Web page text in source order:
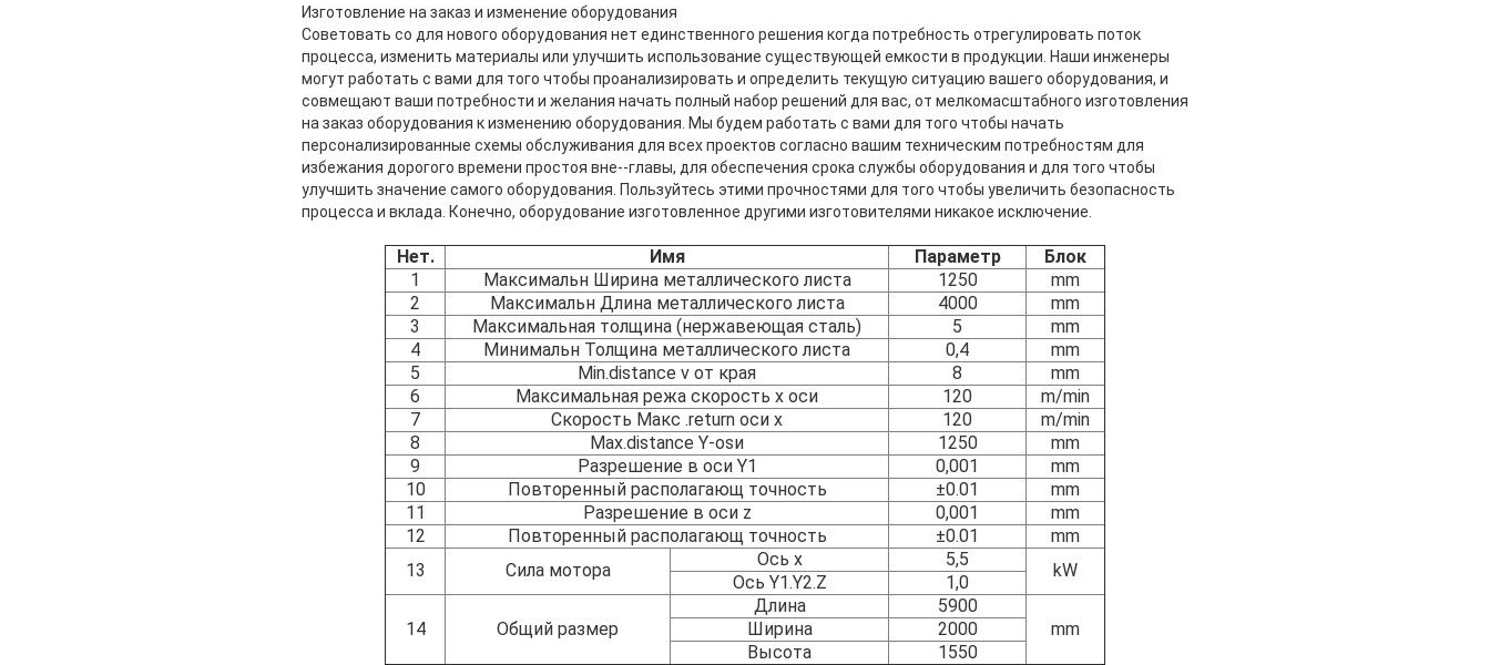
Изготовление на заказ и изменение оборудования
Советовать со для нового оборудования нет единственного решения когда потребность отрегулировать поток
процесса, изменить материалы или улучшить использование существующей емкости в продукции. Наши инженеры
могут работать с вами для того чтобы проанализировать и определить текущую ситуацию вашего оборудования, и
совмещают ваши потребности и желания начать полный набор решений для вас, от мелкомасштабного изготовления
на заказ оборудования к изменению оборудования. Мы будем работать с вами для того чтобы начать
персонализированные схемы обслуживания для всех проектов согласно вашим техническим потребностям для
избежания дорогого времени простоя вне--главы, для обеспечения срока службы оборудования и для того чтобы
улучшить значение самого оборудования. Пользуйтесь этими прочностями для того чтобы увеличить безопасность
процесса и вклада. Конечно, оборудование изготовленное другими изготовителями никакое исключение.
Нет. Имя Параметр
Блок
1
Максимальн Ширина металлического листа 1250
mm
2
Максимальн Длина металлического листа 4000
mm
3
Максимальная толщина (нержавеющая сталь) 5
mm
4
Минимальн Толщина металлического листа 0,4
mm
5
Min.distance v от края 8
mm
6
Максимальная режа скорость x оси 120
m/min
7
Скорость Макс .return оси x 120
m/min
8
Max.distance Y-osи 1250
mm
9
Разрешение в оси Y1 0,001
mm
10
Повторенный располагающ точность ±0.01
mm
11
Разрешение в оси z 0,001
mm
12
Повторенный располагающ точность ±0.01
mm
13
Сила мотора
Ось x 5,5
kW
Ось Y1.Y2.Z 1,0
14 Общий размер
Длина
5900
mm
Ширина
2000
Высота
1550